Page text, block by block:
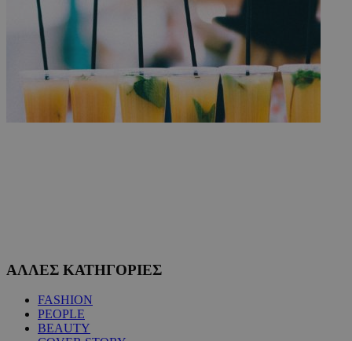
ΑΛΛΕΣ ΚΑΤΗΓΟΡΙΕΣ
FASHION
PEOPLE
BEAUTY